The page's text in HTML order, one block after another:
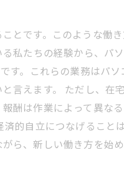
とです。このような働
私たちの経験から、パ
す。これらの業務はパソ
言えます。 ただし、在
酬は作業によって異な
的自立につなげること
ら、新しい働き方を始